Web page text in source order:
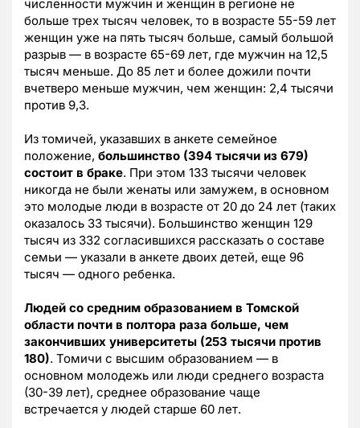
численности мужчин и женщин в регионе не
больше трех тысяч человек, то в возрасте 55-59 лет
женщин уже на пять тысяч больше, самый большой
разрыв — в возрасте 65-69 лет, где мужчин на 12,5
тысяч меньше. До 85 лет и более дожили почти
вчетверо меньше мужчин, чем женщин: 2,4 тысячи
против 9,3.
Из томичей, указавших в анкете семейное
положение, большинство (394 тысячи из 679)
состоит в браке. При этом 133 тысячи человек
никогда не были женаты или замужем, в основном
это молодые люди в возрасте от 20 до 24 лет (таких
оказалось 33 тысячи). Большинство женщин 129
тысяч из 332 согласившихся рассказать о составе
семьи — указали в анкете двоих детей, еще 96
тысяч — одного ребенка.
Людей со средним образованием в Томской
области почти в полтора раза больше, чем
закончивших университеты (253 тысячи против
180). Томичи с высшим образованием — в
основном молодежь или люди среднего возраста
(30-39 лет), среднее образование чаще
встречается у людей старше 60 лет.